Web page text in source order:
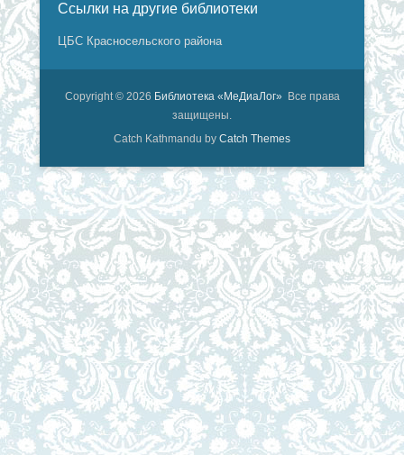
Ссылки на другие библиотеки
ЦБС Красносельского района
Copyright © 2026 Библиотека «МеДиаЛог» Все права
защищены.
Catch Kathmandu by Catch Themes